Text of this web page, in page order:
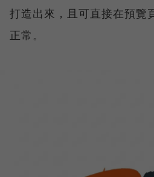
打造出來，且可直接在預覽
正常。